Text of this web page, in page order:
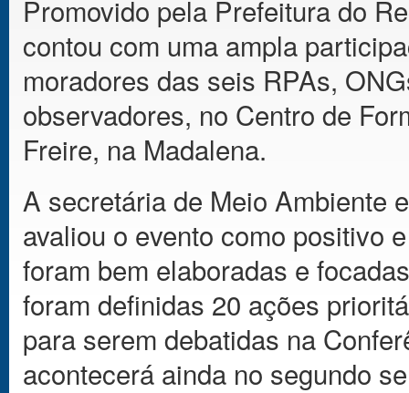
Promovido pela Prefeitura do
contou com uma ampla
moradores das seis RPAs,
observadores, no Centro de
Freire, na Madalena.
A secretária de Meio Ambiente
avaliou o evento como positivo
foram bem elaboradas e
foram definidas 20 ações
para serem debatidas na
acontecerá ainda no segundo